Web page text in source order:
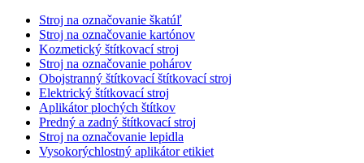
Stroj na označovanie škatúľ
Stroj na označovanie kartónov
Kozmetický štítkovací stroj
Stroj na označovanie pohárov
Obojstranný štítkovací štítkovací stroj
Elektrický štítkovací stroj
Aplikátor plochých štítkov
Predný a zadný štítkovací stroj
Stroj na označovanie lepidla
Vysokorýchlostný aplikátor etikiet